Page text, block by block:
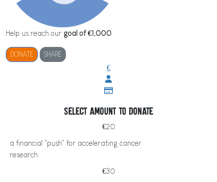
Help us reach our goal of €1,000
DONATE SHARE
€
Select amount to donate
€20
a financial "push" for accelerating cancer
research
€30